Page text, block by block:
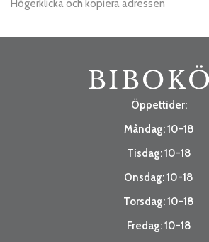
Högerklicka och kopiera adressen
Öppettider:
Måndag: 10-18
Tisdag: 10-18
Onsdag: 10-18
Torsdag: 10-18
Fredag: 10-18